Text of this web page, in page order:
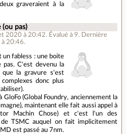
graveraient à la
(ou pas)
2020 à 20:42. Évalué à 9. Dernière
20:46.
fabless : une boite
pas. C'est devenu la
la gravure s'est
donc plus
(Global Foundry, anciennement la
maintenant elle fait aussi appel à
Machin Chose) et c'est l'un des
TSMC auquel on fait implicitement
est passé au 7nm.